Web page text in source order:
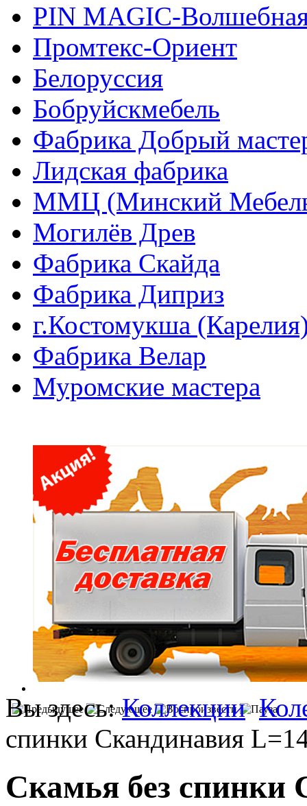
PIN MAGIС-
Промтекс-Ориент
Белоруссия
Бобруйскмебель
Фабрика Добрый
Лидская фабрика
ММЦ (Минский
Могилёв Древ
Фабрика Скайда
Фабрика Диприз
г.Костомукша
Фабрика Велар
Муромские мастера
Вы здесь:Коллекции
спинки Скандинавия
Скамья без спинки